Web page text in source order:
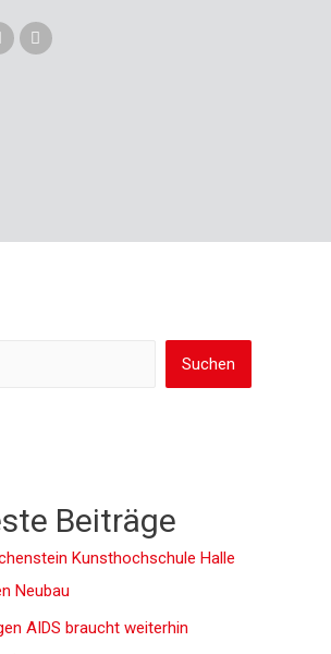
Suchen
Beiträge
Kunsthochschule Halle
Neubau
AIDS braucht weiterhin